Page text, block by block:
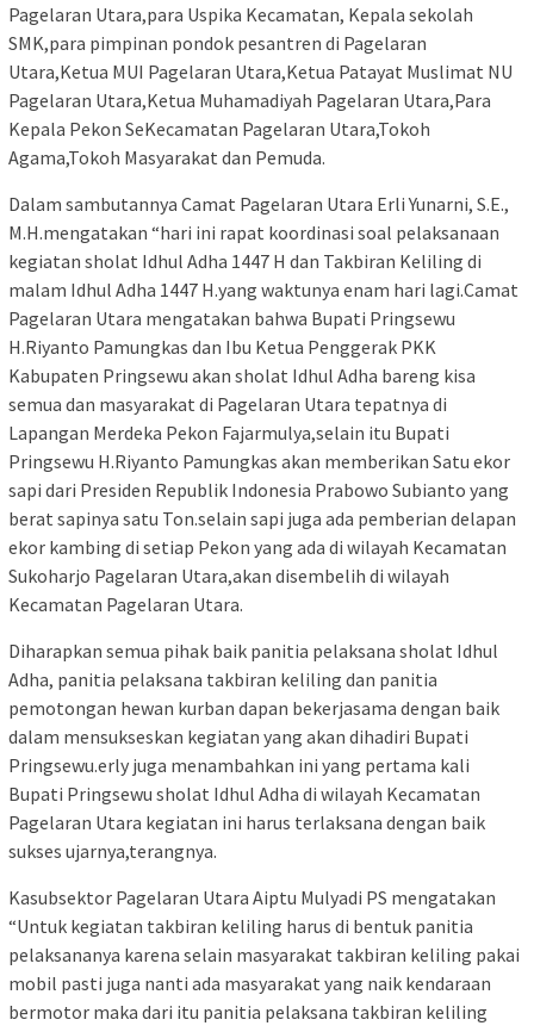
Pagelaran Utara,para Uspika Kecamatan, Kepala sekolah
SMK,para pimpinan pondok pesantren di Pagelaran
Utara,Ketua MUI Pagelaran Utara,Ketua Patayat Muslimat NU
Pagelaran Utara,Ketua Muhamadiyah Pagelaran Utara,Para
Kepala Pekon SeKecamatan Pagelaran Utara,Tokoh
Agama,Tokoh Masyarakat dan Pemuda.
Dalam sambutannya Camat Pagelaran Utara Erli Yunarni, S.E.,
M.H.mengatakan “hari ini rapat koordinasi soal pelaksanaan
kegiatan sholat Idhul Adha 1447 H dan Takbiran Keliling di
malam Idhul Adha 1447 H.yang waktunya enam hari lagi.Camat
Pagelaran Utara mengatakan bahwa Bupati Pringsewu
H.Riyanto Pamungkas dan Ibu Ketua Penggerak PKK
Kabupaten Pringsewu akan sholat Idhul Adha bareng kisa
semua dan masyarakat di Pagelaran Utara tepatnya di
Lapangan Merdeka Pekon Fajarmulya,selain itu Bupati
Pringsewu H.Riyanto Pamungkas akan memberikan Satu ekor
sapi dari Presiden Republik Indonesia Prabowo Subianto yang
berat sapinya satu Ton.selain sapi juga ada pemberian delapan
ekor kambing di setiap Pekon yang ada di wilayah Kecamatan
Sukoharjo Pagelaran Utara,akan disembelih di wilayah
Kecamatan Pagelaran Utara.
Diharapkan semua pihak baik panitia pelaksana sholat Idhul
Adha, panitia pelaksana takbiran keliling dan panitia
pemotongan hewan kurban dapan bekerjasama dengan baik
dalam mensukseskan kegiatan yang akan dihadiri Bupati
Pringsewu.erly juga menambahkan ini yang pertama kali
Bupati Pringsewu sholat Idhul Adha di wilayah Kecamatan
Pagelaran Utara kegiatan ini harus terlaksana dengan baik
sukses ujarnya,terangnya.
Kasubsektor Pagelaran Utara Aiptu Mulyadi PS mengatakan
“Untuk kegiatan takbiran keliling harus di bentuk panitia
pelaksananya karena selain masyarakat takbiran keliling pakai
mobil pasti juga nanti ada masyarakat yang naik kendaraan
bermotor maka dari itu panitia pelaksana takbiran keliling